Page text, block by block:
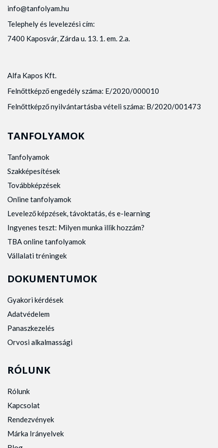
info@tanfolyam.hu
Telephely és levelezési cím:
7400 Kaposvár, Zárda u. 13. 1. em. 2.a.
Alfa Kapos Kft.
Felnőttképző engedély száma: E/2020/000010
Felnőttképző nyilvántartásba vételi száma: B/2020/001473
TANFOLYAMOK
Tanfolyamok
Szakképesítések
Továbbképzések
Online tanfolyamok
Levelező képzések, távoktatás, és e-learning
Ingyenes teszt: Milyen munka illik hozzám?
TBA online tanfolyamok
Vállalati tréningek
DOKUMENTUMOK
Gyakori kérdések
Adatvédelem
Panaszkezelés
Orvosi alkalmassági
RÓLUNK
Rólunk
Kapcsolat
Rendezvények
Márka Irányelvek